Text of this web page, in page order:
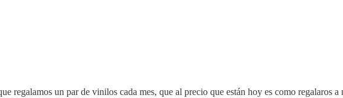
regalamos un par de vinilos cada mes, que al precio que están hoy es como regalaros a